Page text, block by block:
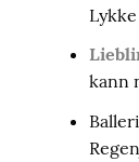
kann